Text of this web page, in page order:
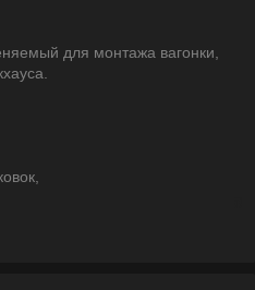
для монтажа вагонки,